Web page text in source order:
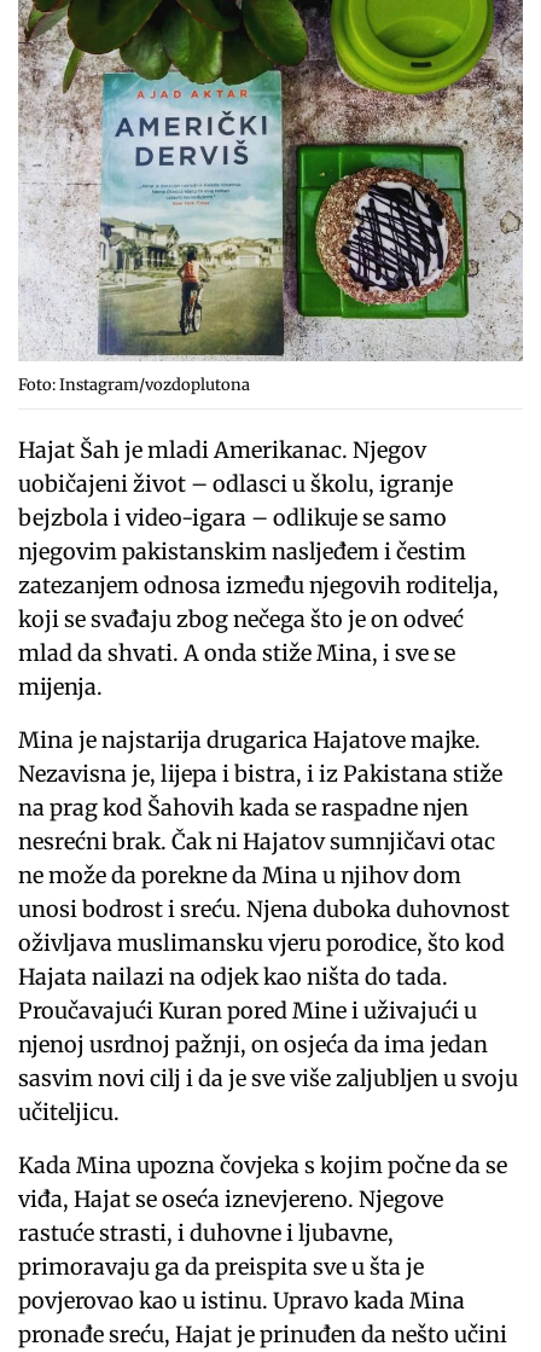
Foto: Instagram/vozdoplutona
Hajat Šah je mladi Amerikanac. Njegov
uobičajeni život – odlasci u školu, igranje
bejzbola i video-igara – odlikuje se samo
njegovim pakistanskim nasljeđem i čestim
zatezanjem odnosa između njegovih roditelja,
koji se svađaju zbog nečega što je on odveć
mlad da shvati. A onda stiže Mina, i sve se
mijenja.
Mina je najstarija drugarica Hajatove majke.
Nezavisna je, lijepa i bistra, i iz Pakistana stiže
na prag kod Šahovih kada se raspadne njen
nesrećni brak. Čak ni Hajatov sumnjičavi otac
ne može da porekne da Mina u njihov dom
unosi bodrost i sreću. Njena duboka duhovnost
oživljava muslimansku vjeru porodice, što kod
Hajata nailazi na odjek kao ništa do tada.
Proučavajući Kuran pored Mine i uživajući u
njenoj usrdnoj pažnji, on osjeća da ima jedan
sasvim novi cilj i da je sve više zaljubljen u svoju
učiteljicu.
Kada Mina upozna čovjeka s kojim počne da se
viđa, Hajat se oseća iznevjereno. Njegove
rastuće strasti, i duhovne i ljubavne,
primoravaju ga da preispita sve u šta je
povjerovao kao u istinu. Upravo kada Mina
pronađe sreću, Hajat je prinuđen da nešto učini